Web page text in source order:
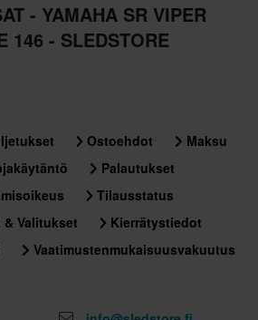
- YAMAHA SR VIPER
146 - SLEDSTORE
Ostoehdot
Maksu
Palautukset
Tilausstatus
& Valitukset
Kierrätystiedot
Vaatimustenmukaisuusvakuutus